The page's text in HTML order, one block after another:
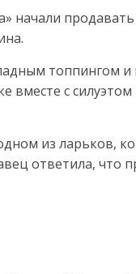
начали
топпингом
вместе с
из ларьков,
ответила, что